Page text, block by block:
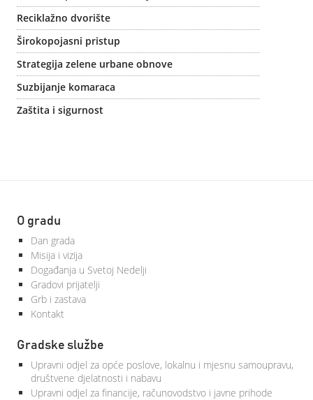
Reciklažno dvorište
Širokopojasni pristup
Strategija zelene urbane obnove
Suzbijanje komaraca
Zaštita i sigurnost
O gradu
Dan grada
Misija i vizija
Događanja u Svetoj Nedelji
Gradovi prijatelji
Grb i zastava
Kontakt
Gradske službe
Upravni odjel za opće poslove, lokalnu i mjesnu samoupravu,
društvene djelatnosti i nabavu
Upravni odjel za financije, računovodstvo i javne prihode